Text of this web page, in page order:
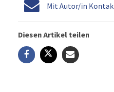
Mit Autor/in
Diesen Artikel teilen